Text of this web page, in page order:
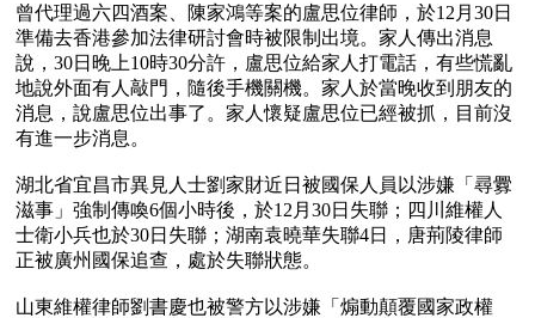
曾代理過六四酒案、陳家鴻等案的盧思位律師，於12月30日
準備去香港參加法律研討會時被限制出境。家人傳出消息
說，30日晚上10時30分許，盧思位給家人打電話，有些慌亂
地說外面有人敲門，隨後手機關機。家人於當晚收到朋友的
消息，說盧思位出事了。家人懷疑盧思位已經被抓，目前沒
有進一步消息。
湖北省宜昌市異見人士劉家財近日被國保人員以涉嫌「尋釁
滋事」強制傳喚6個小時後，於12月30日失聯；四川維權人
士衛小兵也於30日失聯；湖南袁曉華失聯4日，唐荊陵律師
正被廣州國保追查，處於失聯狀態。
山東維權律師劉書慶也被警方以涉嫌「煽動顛覆國家政權